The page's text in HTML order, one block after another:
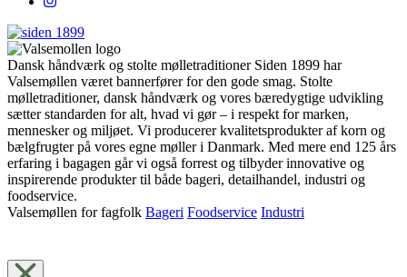
Dansk håndværk og stolte mølletraditioner Siden 1899 har
Valsemøllen været bannerfører for den gode smag. Stolte
mølletraditioner, dansk håndværk og vores bæredygtige udvikling
sætter standarden for alt, hvad vi gør – i respekt for marken,
mennesker og miljøet. Vi producerer kvalitetsprodukter af korn og
bælgfrugter på vores egne møller i Danmark. Med mere end 125 års
erfaring i bagagen går vi også forrest og tilbyder innovative og
inspirerende produkter til både bageri, detailhandel, industri og
foodservice.
Valsemøllen for fagfolk Bageri Foodservice Industri